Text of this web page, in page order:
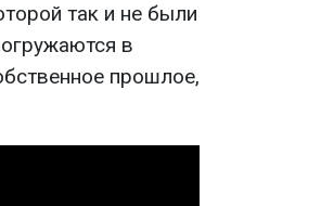
так и не были
в
прошлое,